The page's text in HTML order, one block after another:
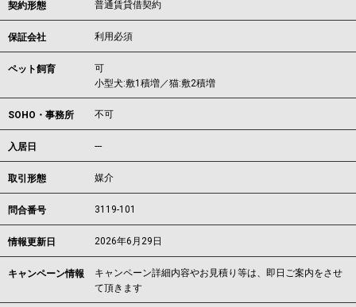
契約形態 普通賃貸借契約
保証会社 利用必須
ペット飼育
可
小型犬:敷1積増／猫:敷2積増
SOHO・事務所 不可
入居日 ---
取引形態 媒介
問合番号 3119-101
情報更新日 2026年6月29日
キャンペーン情報
キャンペーン詳細内容やお見積り等は、即日ご案内をさせ
て頂きます